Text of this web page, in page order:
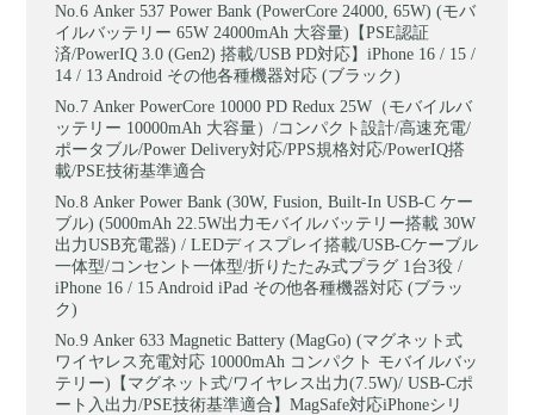
Anker 537 Power Bank (PowerCore 24000, 65W) (モバ
イルバッテリー 65W 24000mAh 大容量)【PSE認証
済/PowerIQ 3.0 (Gen2) 搭載/USB PD対応】iPhone 16 / 15 /
14 / 13 Android その他各種機器対応 (ブラック)
Anker PowerCore 10000 PD Redux 25W（モバイルバ
ッテリー 10000mAh 大容量）/コンパクト設計/高速充電/
ポータブル/Power Delivery対応/PPS規格対応/PowerIQ搭
載/PSE技術基準適合
Anker Power Bank (30W, Fusion, Built-In USB-C ケー
ブル) (5000mAh 22.5W出力モバイルバッテリー搭載 30W
出力USB充電器) / LEDディスプレイ搭載/USB-Cケーブル
一体型/コンセント一体型/折りたたみ式プラグ 1台3役 /
iPhone 16 / 15 Android iPad その他各種機器対応 (ブラッ
ク)
Anker 633 Magnetic Battery (MagGo) (マグネット式
ワイヤレス充電対応 10000mAh コンパクト モバイルバッ
テリー)【マグネット式/ワイヤレス出力(7.5W)/ USB-Cポ
ート入出力/PSE技術基準適合】MagSafe対応iPhoneシリ